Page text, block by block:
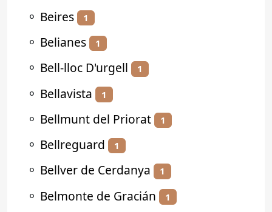
⚬ Beires 1
⚬ Belianes 1
⚬ Bell-lloc D'urgell 1
⚬ Bellavista 1
⚬ Bellmunt del Priorat 1
⚬ Bellreguard 1
⚬ Bellver de Cerdanya 1
⚬ Belmonte de Gracián 1